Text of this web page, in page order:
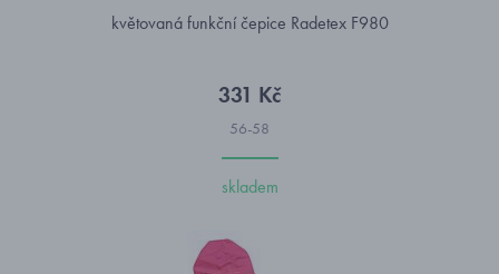
květovaná funkční čepice Radetex F980
331 Kč
56-58
skladem